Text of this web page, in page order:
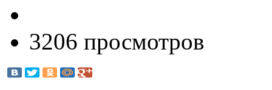
3206 просмотров